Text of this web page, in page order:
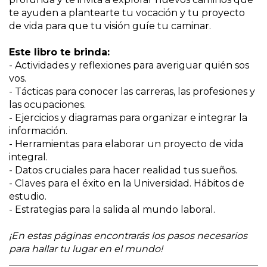
te ayuden a plantearte tu vocación y tu proyecto
de vida para que tu visión guíe tu caminar.
Este libro te brinda:
- Actividades y reflexiones para averiguar quién sos
vos.
- Tácticas para conocer las carreras, las profesiones y
las ocupaciones.
- Ejercicios y diagramas para organizar e integrar la
información.
- Herramientas para elaborar un proyecto de vida
integral.
- Datos cruciales para hacer realidad tus sueños.
- Claves para el éxito en la Universidad. Hábitos de
estudio.
- Estrategias para la salida al mundo laboral.
¡En estas páginas encontrarás los pasos necesarios
para hallar tu lugar en el mundo!